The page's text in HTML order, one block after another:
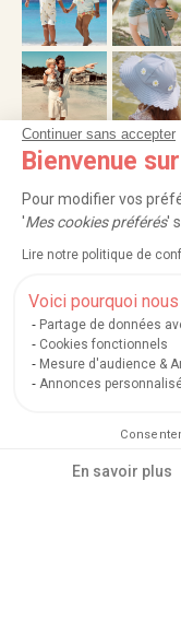
Continuer sans accepter
Bienvenue
Pour modifier vos
'Mes cookies préférés'
Lire notre politique de
Voici pourquoi
Partage de données
Cookies fonctionnels
Mesure d'audience &
Annonces
En savoir plus
NOS SERVICES
À PROPOS
PROFESSIONNELS
LISTES CADEAUX
Carte cadeau|Retour 100